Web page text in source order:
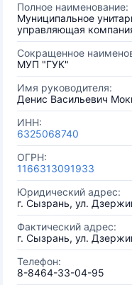
Полное наименование:
Муниципальное
управляющая
Сокращенное
МУП "ГУК"
Имя руководителя:
Денис Васильевич
ИНН:
6325068740
ОГРН:
1166313091933
Юридический адрес:
г. Сызрань, ул.
Фактический адрес:
г. Сызрань, ул.
Телефон:
8-8464-33-04-95